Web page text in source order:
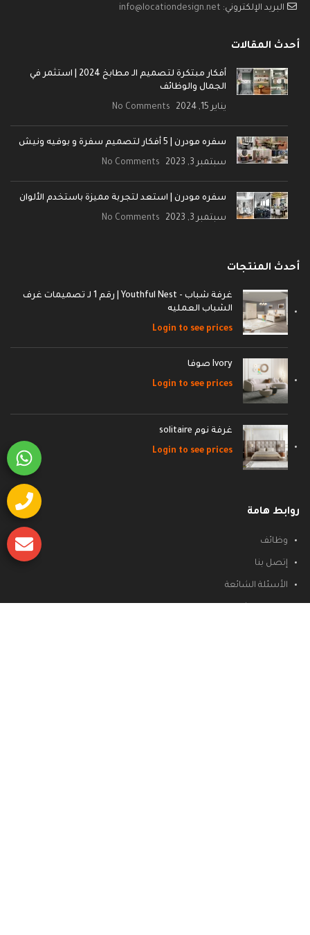
البريد الإلكتروني: info@locationdesign.net
أحدث المقالات
أفكار مبتكرة لتصميم الـ مطابخ 2024 | استثمر في
الجمال والوظائف
يناير 15, 2024 No Comments
سفره مودرن | 5 أفكار لتصميم سفرة و بوفيه ونيش
سبتمبر 3, 2023 No Comments
سفره مودرن | استعد لتجربة مميزة باستخدم الألوان
سبتمبر 3, 2023 No Comments
أحدث المنتجات
غرفة شباب - Youthful Nest | رقم 1 لـ تصميمات غرف
الشباب العمليه
Login to see prices
Ivory صوفا
Login to see prices
غرفة نوم solitaire
Login to see prices
روابط هامة
وظائف
إتصل بنا
الأسئلة الشائعة